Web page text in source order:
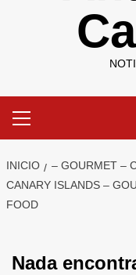
primario
INICIO
– GOURMET –
CANARY ISLANDS –
FOOD
Nada